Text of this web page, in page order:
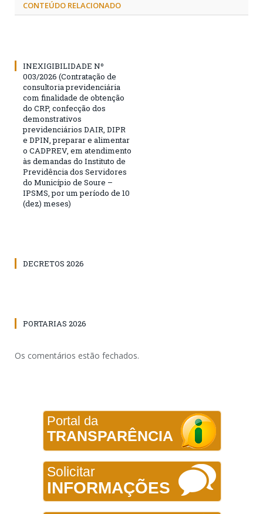
CONTEÚDO RELACIONADO
INEXIGIBILIDADE Nº
003/2026 (Contratação de
consultoria previdenciária
com finalidade de obtenção
do CRP, confecção dos
demonstrativos
previdenciários DAIR, DIPR
e DPIN, preparar e alimentar
o CADPREV, em atendimento
às demandas do Instituto de
Previdência dos Servidores
do Município de Soure –
IPSMS, por um período de 10
(dez) meses)
DECRETOS 2026
PORTARIAS 2026
Os comentários estão fechados.
Portal da
TRANSPARÊNCIA
Solicitar
INFORMAÇÕES